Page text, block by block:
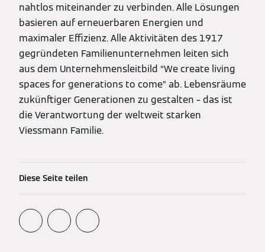
nahtlos miteinander zu verbinden. Alle Lösungen
basieren auf erneuerbaren Energien und
maximaler Effizienz. Alle Aktivitäten des 1917
gegründeten Familienunternehmen leiten sich
aus dem Unternehmensleitbild “We create living
spaces for generations to come” ab. Lebensräume
zukünftiger Generationen zu gestalten – das ist
die Verantwortung der weltweit starken
Viessmann Familie.
Diese Seite teilen